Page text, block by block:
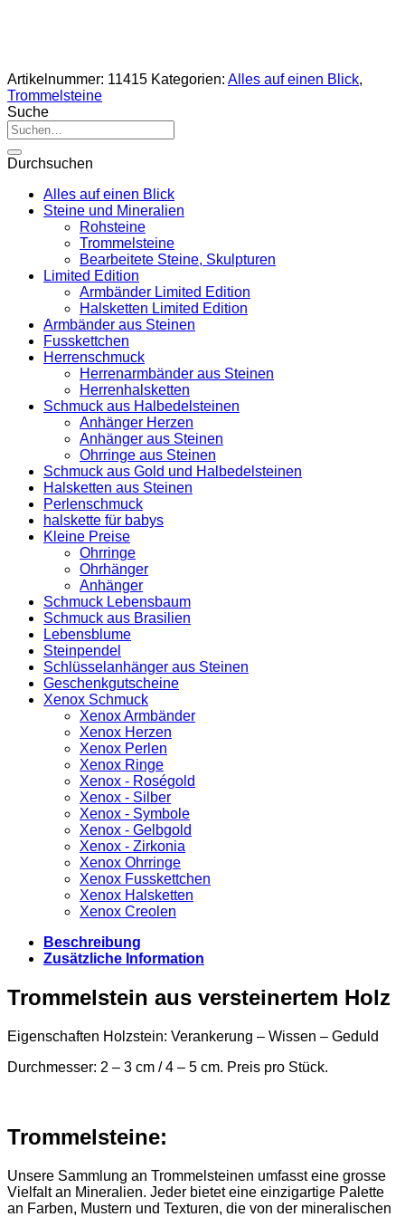
Artikelnummer: 11415 Kategorien: Alles auf einen Blick,
Trommelsteine
Suche
Suche
nach:
Durchsuchen
Alles auf einen Blick
Steine und Mineralien
Rohsteine
Trommelsteine
Bearbeitete Steine, Skulpturen
Limited Edition
Armbänder Limited Edition
Halsketten Limited Edition
Armbänder aus Steinen
Fusskettchen
Herrenschmuck
Herrenarmbänder aus Steinen
Herrenhalsketten
Schmuck aus Halbedelsteinen
Anhänger Herzen
Anhänger aus Steinen
Ohrringe aus Steinen
Schmuck aus Gold und Halbedelsteinen
Halsketten aus Steinen
Perlenschmuck
halskette für babys
Kleine Preise
Ohrringe
Ohrhänger
Anhänger
Schmuck Lebensbaum
Schmuck aus Brasilien
Lebensblume
Steinpendel
Schlüsselanhänger aus Steinen
Geschenkgutscheine
Xenox Schmuck
Xenox Armbänder
Xenox Herzen
Xenox Perlen
Xenox Ringe
Xenox - Roségold
Xenox - Silber
Xenox - Symbole
Xenox - Gelbgold
Xenox - Zirkonia
Xenox Ohrringe
Xenox Fusskettchen
Xenox Halsketten
Xenox Creolen
Beschreibung
Zusätzliche Information
Trommelstein aus versteinertem Holz
Eigenschaften Holzstein: Verankerung – Wissen – Geduld
Durchmesser: 2 – 3 cm / 4 – 5 cm. Preis pro Stück.
Trommelsteine:
Unsere Sammlung an Trommelsteinen umfasst eine grosse
Vielfalt an Mineralien. Jeder bietet eine einzigartige Palette
an Farben, Mustern und Texturen, die von der mineralischen